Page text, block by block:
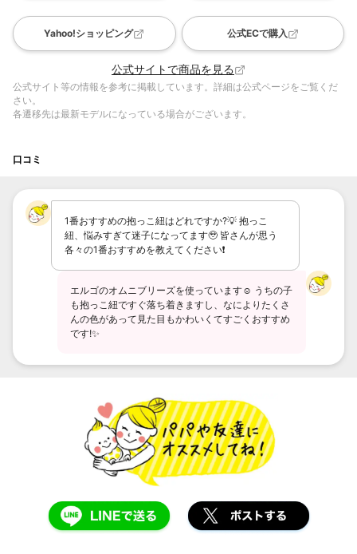
Yahoo!ショッピング 公式ECで購入
公式サイトで商品を見る
公式サイト等の情報を参考に掲載しています。詳細は公式ページをご覧くだ
さい。
各遷移先は最新モデルになっている場合がございます。
口コミ
1番おすすめの抱っこ紐はどれですか?💡 抱っこ
紐、悩みすぎて迷子になってます🥹 皆さんが思う
各々の1番おすすめを教えてください❗️
エルゴのオムニブリーズを使っています☺️ うちの子
も抱っこ紐ですぐ落ち着きますし、なによりたくさ
んの色があって見た目もかわいくてすごくおすすめ
です!✨